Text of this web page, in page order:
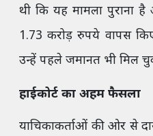
थी कि यह मामला पुराना
1.73 करोड़ रुपये वापस
उन्हें पहले जमानत भी मिल
हाईकोर्ट का अहम फैसला
याचिकाकर्ताओं की ओर से